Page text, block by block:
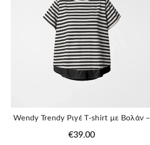
Wendy Trendy Ριγέ T-shirt με Βολάν –
€39.00